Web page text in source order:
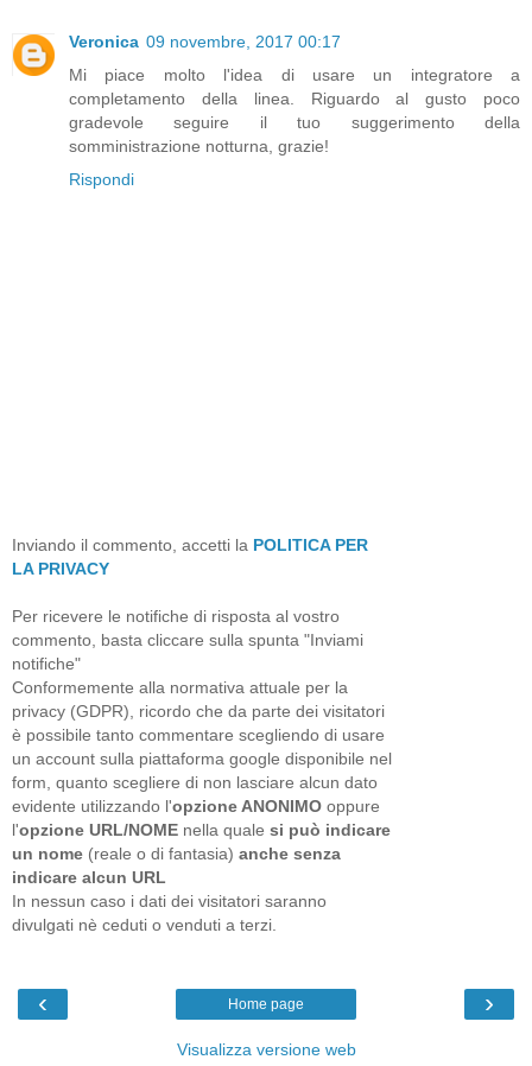
Veronica 09 novembre, 2017 00:17
Mi piace molto l'idea di usare un integratore a
completamento della linea. Riguardo al gusto poco
gradevole seguire il tuo suggerimento della
somministrazione notturna, grazie!
Rispondi
Inviando il commento, accetti la POLITICA PER
LA PRIVACY
Per ricevere le notifiche di risposta al vostro
commento, basta cliccare sulla spunta "Inviami
notifiche"
Conformemente alla normativa attuale per la
privacy (GDPR), ricordo che da parte dei visitatori
è possibile tanto commentare scegliendo di usare
un account sulla piattaforma google disponibile nel
form, quanto scegliere di non lasciare alcun dato
evidente utilizzando l'opzione ANONIMO oppure
l'opzione URL/NOME nella quale si può indicare
un nome (reale o di fantasia) anche senza
indicare alcun URL
In nessun caso i dati dei visitatori saranno
divulgati nè ceduti o venduti a terzi.
‹ ›
Home page
Visualizza versione web